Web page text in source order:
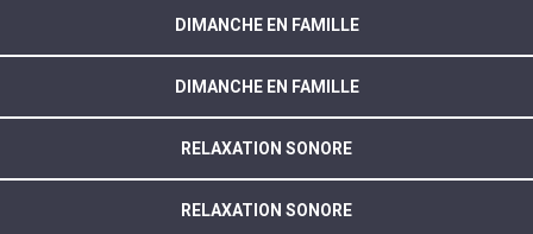
DIMANCHE EN FAMILLE
DIMANCHE EN FAMILLE
RELAXATION SONORE
RELAXATION SONORE